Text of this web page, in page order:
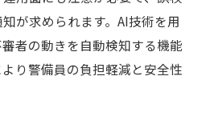
が求められます。AI技術を用
者の動きを自動検知する機能
り警備員の負担軽減と安全性